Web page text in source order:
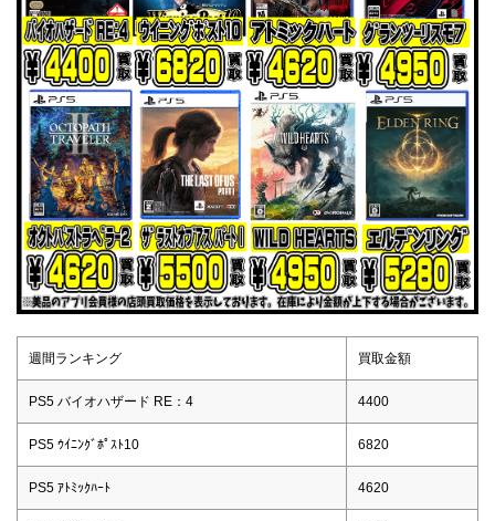
週間ランキング 買取金額
PS5 バイオハザード RE：4 4400
PS5 ｳｲﾆﾝｸﾞﾎﾟｽﾄ10 6820
PS5 ｱﾄﾐｯｸﾊｰﾄ 4620